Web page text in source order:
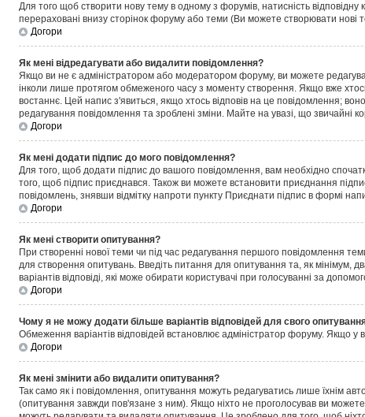
Для того щоб створити нову тему в одному з форумів, натисність
перераховані внизу сторінок форуму або теми (Ви можете створювати нові
Догори
Як мені відредагувати або видалити повідомлення?
Якщо ви не є адміністратором або модератором форуму, ви можете
інколи лише протягом обмеженого часу з моменту створення. Якщо вже
востаннє. Цей напис з'явиться, якщо хтось відповів на це повідомлення;
редагування повідомлення та зроблені зміни. Майте на увазі, що звичайні
Догори
Як мені додати підпис до мого повідомлення?
Для того, щоб додати підпис до вашого повідомлення, вам необхідно
того, щоб підпис приєднався. Також ви можете встановити приєднання
повідомлень, знявши відмітку напроти пункту Приєднати підписв формі
Догори
Як мені створити опитування?
При створенні нової теми чи під час редагування першого повідомлення
для створення опитувань. Введіть питання для опитування та, як мінімум,
варіантів відповіді, які може обирати користувачі при голосуванні за
Догори
Чому я не можу додати більше варіантів відповідей для свого
Обмеження варіантів відповідей встановлює адміністратор форуму. Якщо у
Догори
Як мені змінити або видалити опитування?
Так само як і повідомлення, опитування можуть редагуватись лише їхнім
(опитування завжди пов'язане з ним). Якщо ніхто не проголосував ви